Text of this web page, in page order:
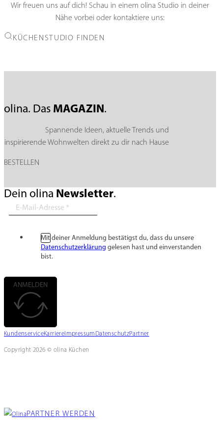
Wir freuen uns auf dich! Schau in einem olina Studio in deiner
Nähe vorbei oder kontaktiere uns:
KÜCHENSTUDIO FINDEN
olina. Das MAGAZIN.
Spannende Ideen, aktuelle Trends und
inspirierende Wohnwelten direkt zu dir nach Hause
BESTELLEN
Dein olina Newsletter.
Mit deiner Anmeldung bestätigst du, dass du unsere
Datenschutzerklärung gelesen hast und einverstanden
bist.
ANMELDEN
KundenserviceKarriereImpressum DatenschutzPartner
Copyright 2026 © olina Küchen
PARTNER WERDEN